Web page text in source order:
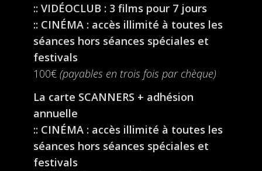
:: VIDÉOCLUB : 3 films pour 7 jours
:: CINÉMA : accès illimité à toutes les
séances hors séances spéciales et
festivals
100€ (payables en trois fois par chèque)
La carte SCANNERS + adhésion
annuelle
:: CINÉMA : accès illimité à toutes les
séances hors séances spéciales et
festivals